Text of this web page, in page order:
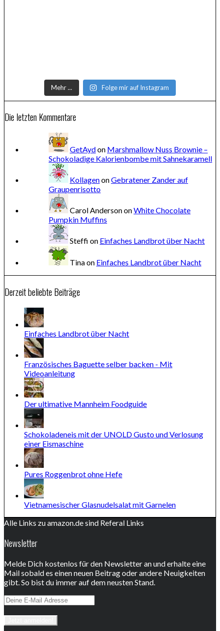
Mehr ... Folge mir auf Instagram
Die letzten Kommentare
GetAydon Marshmallow Nuss Brownie –
Schokoladige Kalorienbombe mit Sahnekaramell
KollagenonGebratener Zander auf
Graupenrisotto
Carol AndersononWhite Chocolate
Pumpkin Muffins
Steffi on Einfaches Landbrot über Nacht
Tinaon Einfaches Landbrot über Nacht
Derzeit beliebte Beiträge
Einfaches Landbrot über Nacht
Französisches Baguette selber backen - Mit
Videoanleitung
Der ultimative Mannheim Foodguide
Schokoladeneis mit der UNOLD Gusto und Verlosung
einer Eismaschine
Pures Roggenbrot ohne Hefe
Vietnamesischer Glasnudelsalat mit Garnelen
Alle Links zu amazon.de sind Referal Links
Newsletter
Melde Dich kostenlos für den Newsletter an und erhalte eine
Mail sobald es einen neuen Beitrag oder andere Neuigkeiten
gibt. So bist du immer auf dem neusten Stand.